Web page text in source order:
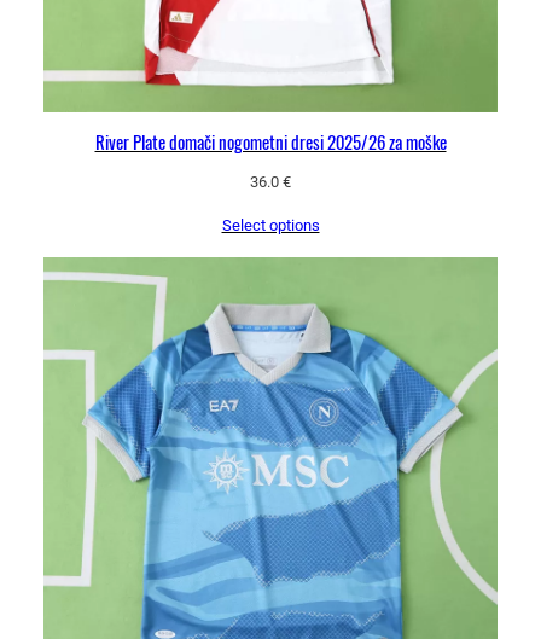
River Plate domači nogometni dresi 2025/26 za moške
36.0 €
Select options